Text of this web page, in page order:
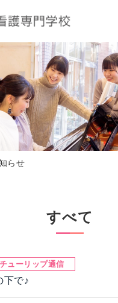
らせ
すべて
チューリップ通信
下で♪